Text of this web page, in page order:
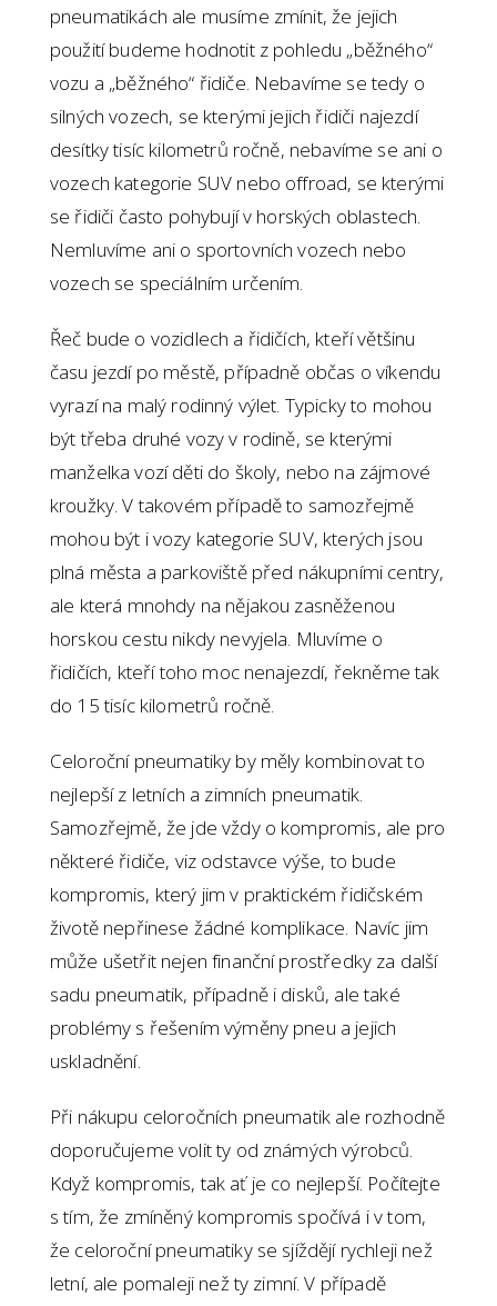
pneumatikách ale musíme zmínit, že jejich
použití budeme hodnotit z pohledu „běžného“
vozu a „běžného“ řidiče. Nebavíme se tedy o
silných vozech, se kterými jejich řidiči najezdí
desítky tisíc kilometrů ročně, nebavíme se ani o
vozech kategorie SUV nebo offroad, se kterými
se řidiči často pohybují v horských oblastech.
Nemluvíme ani o sportovních vozech nebo
vozech se speciálním určením.
Řeč bude o vozidlech a řidičích, kteří většinu
času jezdí po městě, případně občas o víkendu
vyrazí na malý rodinný výlet. Typicky to mohou
být třeba druhé vozy v rodině, se kterými
manželka vozí děti do školy, nebo na zájmové
kroužky. V takovém případě to samozřejmě
mohou být i vozy kategorie SUV, kterých jsou
plná města a parkoviště před nákupními centry,
ale která mnohdy na nějakou zasněženou
horskou cestu nikdy nevyjela. Mluvíme o
řidičích, kteří toho moc nenajezdí, řekněme tak
do 15 tisíc kilometrů ročně.
Celoroční pneumatiky by měly kombinovat to
nejlepší z letních a zimních pneumatik.
Samozřejmě, že jde vždy o kompromis, ale pro
některé řidiče, viz odstavce výše, to bude
kompromis, který jim v praktickém řidičském
životě nepřinese žádné komplikace. Navíc jim
může ušetřit nejen finanční prostředky za další
sadu pneumatik, případně i disků, ale také
problémy s řešením výměny pneu a jejich
uskladnění.
Při nákupu celoročních pneumatik ale rozhodně
doporučujeme volit ty od známých výrobců.
Když kompromis, tak ať je co nejlepší. Počítejte
s tím, že zmíněný kompromis spočívá i v tom,
že celoroční pneumatiky se sjíždějí rychleji než
letní, ale pomaleji než ty zimní. V případě